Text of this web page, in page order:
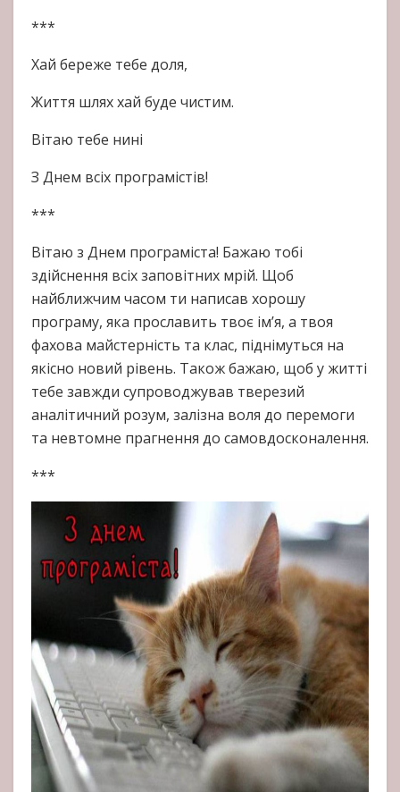
***
Хай береже тебе доля,
Життя шлях хай буде чистим.
Вітаю тебе нині
З Днем всіх програмістів!
***
Вітаю з Днем програміста! Бажаю тобі
здійснення всіх заповітних мрій. Щоб
найближчим часом ти написав хорошу
програму, яка прославить твоє ім’я, а твоя
фахова майстерність та клас, піднімуться на
якісно новий рівень. Також бажаю, щоб у житті
тебе завжди супроводжував тверезий
аналітичний розум, залізна воля до перемоги
та невтомне прагнення до самовдосконалення.
***